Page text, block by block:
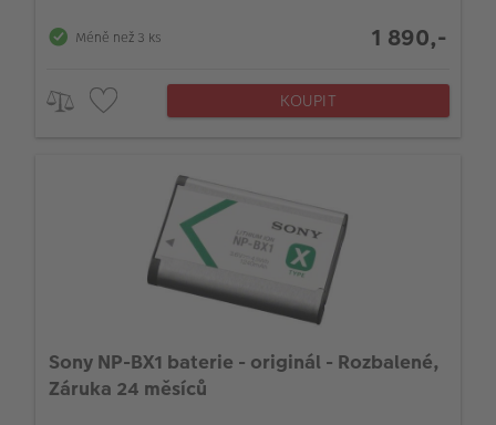
Méně než 3 ks 1 890,-
KOUPIT
Sony NP-BX1 baterie - originál - Rozbalené,
Záruka 24 měsíců